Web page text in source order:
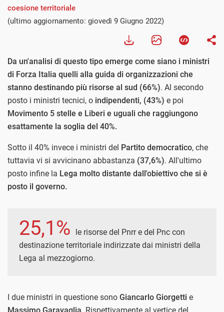
coesione territoriale
(ultimo aggiornamento: giovedì 9 Giugno 2022)
Da un'analisi di questo tipo emerge come siano i ministri
di Forza Italia quelli alla guida di organizzazioni che
stanno destinando più risorse al sud (66%). Al secondo
posto i ministri tecnici, o indipendenti, (43%) e poi
Movimento 5 stelle e Liberi e uguali che raggiungono
esattamente la soglia del 40%.
Sotto il 40% invece i ministri del Partito democratico, che
tuttavia vi si avvicinano abbastanza (37,6%). All'ultimo
posto infine la Lega molto distante dall'obiettivo che si è
posto il governo.
25,1%
le risorse del Pnrr e del Pnc con
destinazione territoriale indirizzate dai ministri della
Lega al mezzogiorno.
I due ministri in questione sono Giancarlo Giorgetti e
Massimo Garavaglia . Rispettivamente al vertice del